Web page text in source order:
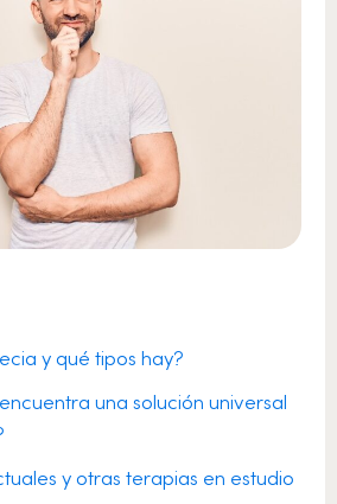
y qué tipos hay?
una solución universal
y otras terapias en estudio